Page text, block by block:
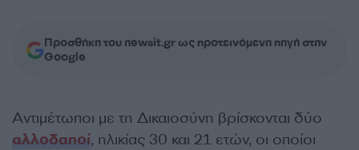
Προσθήκη του newsit.gr ως προτεινόμενη πηγή στην
Google
Αντιμέτωποι με τη Δικαιοσύνη βρίσκονται δύο
αλλοδαποί, ηλικίας 30 και 21 ετών, οι οποίοι